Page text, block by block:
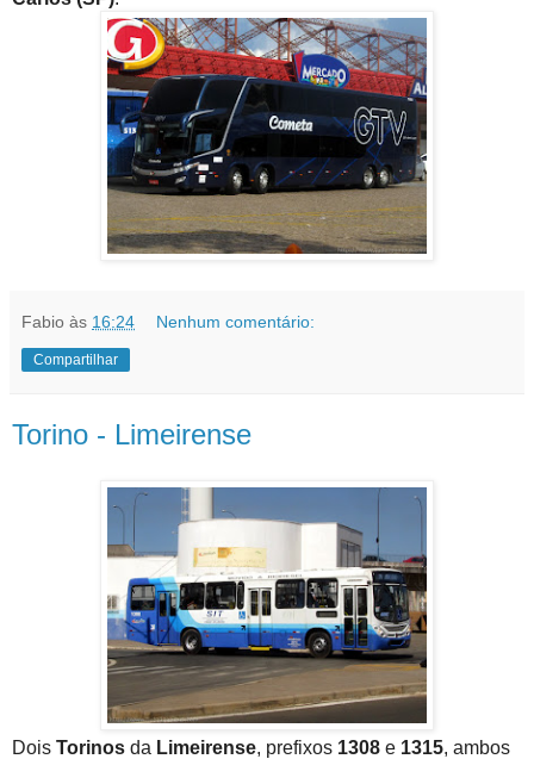
Fabio às 16:24 Nenhum comentário:
Compartilhar
Torino - Limeirense
Dois Torinos da Limeirense, prefixos 1308 e 1315, ambos